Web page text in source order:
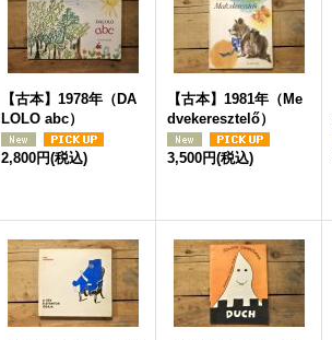
【古本】1978年（DA
LOLO abc）
2,800円(税込)
【古本】1981年（Me
dvekeresztelő）
3,500円(税込)